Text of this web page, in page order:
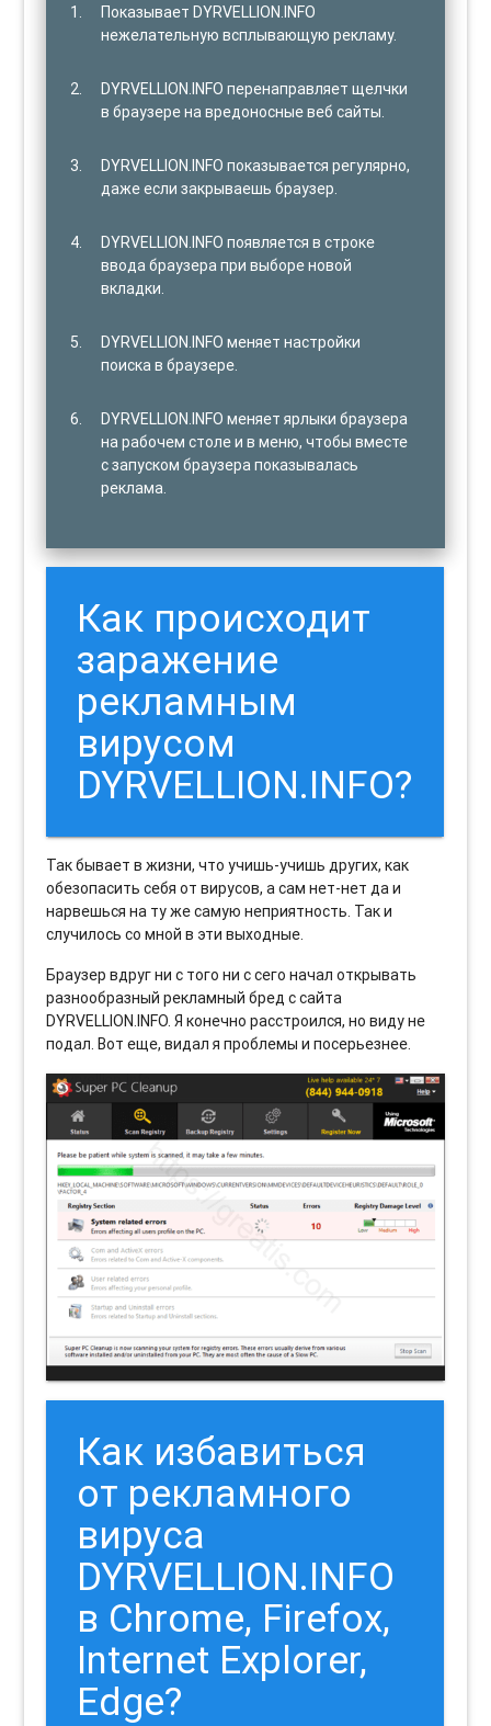
Показывает DYRVELLION.INFO
нежелательную всплывающую рекламу.
DYRVELLION.INFO перенаправляет щелчки
в браузере на вредоносные веб сайты.
DYRVELLION.INFO показывается регулярно,
даже если закрываешь браузер.
DYRVELLION.INFO появляется в строке
ввода браузера при выборе новой
вкладки.
DYRVELLION.INFO меняет настройки
поиска в браузере.
DYRVELLION.INFO меняет ярлыки браузера
на рабочем столе и в меню, чтобы вместе
с запуском браузера показывалась
реклама.
Как происходит
заражение
рекламным
вирусом
DYRVELLION.INFO?
Так бывает в жизни, что учишь-учишь других, как
обезопасить себя от вирусов, а сам нет-нет да и
нарвешься на ту же самую неприятность. Так и
случилось со мной в эти выходные.
Браузер вдруг ни с того ни с сего начал открывать
разнообразный рекламный бред с сайта
DYRVELLION.INFO. Я конечно расстроился, но виду не
подал. Вот еще, видал я проблемы и посерьезнее.
Как избавиться
от рекламного
вируса
DYRVELLION.INFO
в Chrome, Firefox,
Internet Explorer,
Edge?